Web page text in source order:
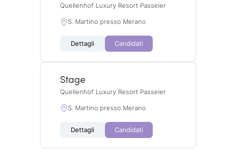
Quellenhof Luxury Resort Passeier
S. Martino presso Merano
Dettagli Candidati
Stage
Quellenhof Luxury Resort Passeier
S. Martino presso Merano
Dettagli Candidati